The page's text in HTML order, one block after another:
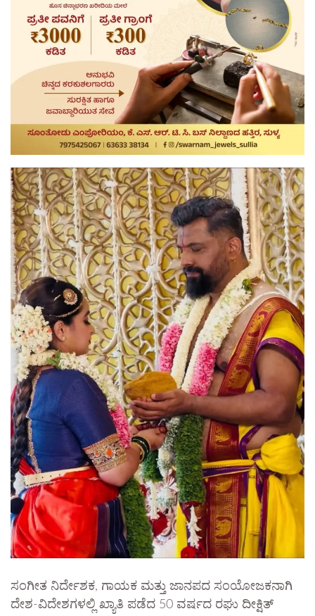
ಸಂಗೀತ ನಿರ್ದೇಶಕ, ಗಾಯಕ ಮತ್ತು ಜಾನಪದ ಸಂಯೋಜಕನಾಗಿ
ದೇಶ-ವಿದೇಶಗಳಲ್ಲಿ ಖ್ಯಾತಿ ಪಡೆದ 50 ವರ್ಷದ ರಘು ದೀಕ್ಷಿತ್